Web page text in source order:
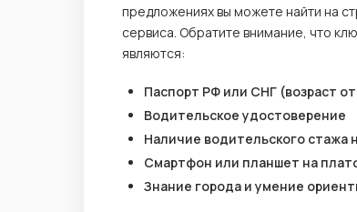
предложениях вы можете найти на
сервиса. Обратите внимание, что
являются:
Паспорт РФ или СНГ (возраст от
Водительское удостоверение
Наличие водительского стажа
Смартфон или планшет на
Знание города и умение